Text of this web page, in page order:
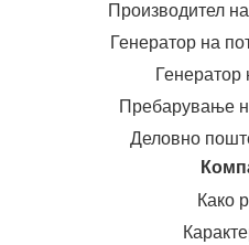
Производител
Генератор на
Генератор
Пребарување
Деловно
Како